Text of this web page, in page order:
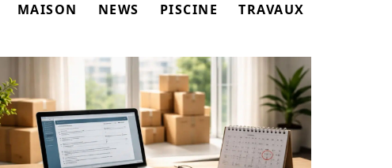
MAISON NEWS PISCINE TRAVAUX